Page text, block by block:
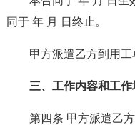
同于 年 月 日终止。
甲方派遣乙方到用工
三、工作内容和工作
第四条 甲方派遣乙